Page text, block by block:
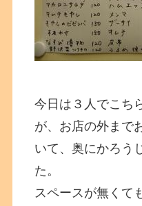
今日は３人でこち
が、お店の外まで
いて、奥にかろう
た。
スペースが無くて